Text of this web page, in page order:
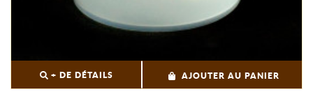
+ DE DÉTAILS AJOUTER AU PANIER